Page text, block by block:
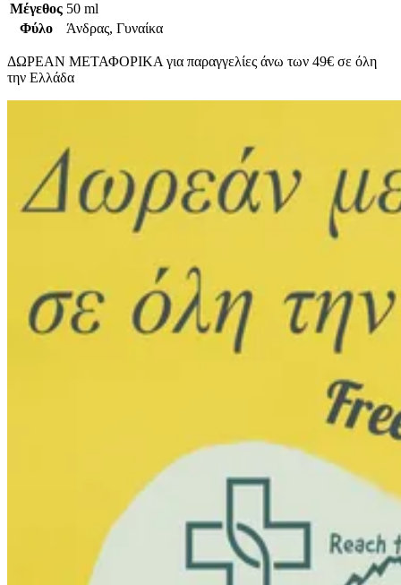
Μέγεθος 50 ml
Φύλο
Άνδρας, Γυναίκα
ΔΩΡΕΑΝ ΜΕΤΑΦΟΡΙΚΑ για παραγγελίες άνω των 49€ σε όλη
την Ελλάδα